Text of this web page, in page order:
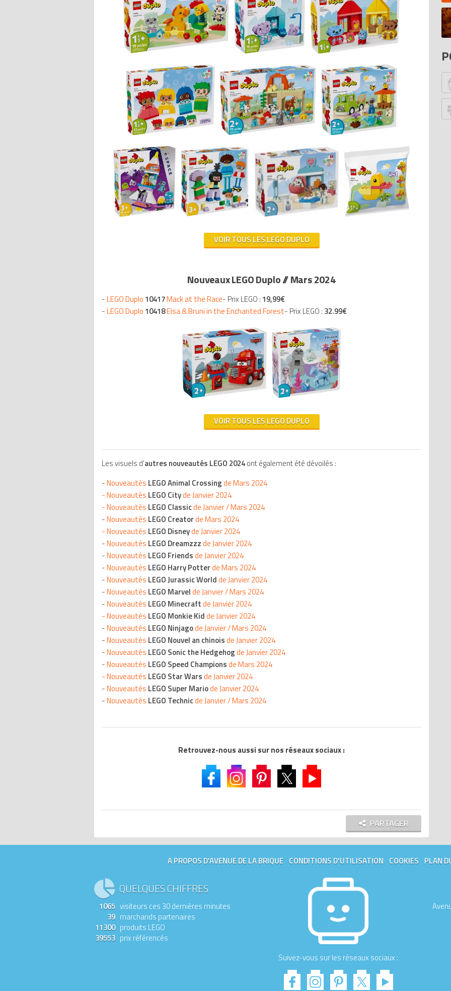
VOIR TOUS LES LEGO DUPLO
Nouveaux LEGO Duplo // Mars 2024
-LEGO Duplo 10417Mack at the Race- Prix LEGO : 19,99€
-LEGO Duplo 10418Elsa & Bruni in the Enchanted Forest- Prix LEGO : 32.99€
VOIR TOUS LES LEGO DUPLO
Les visuels d'autres nouveautés LEGO 2024ont également été dévoilés :
-Nouveautés LEGO Animal Crossingde Mars 2024
-Nouveautés LEGO Cityde Janvier 2024
-Nouveautés LEGO Classicde Janvier / Mars 2024
-Nouveautés LEGO Creatorde Mars 2024
-Nouveautés LEGO Disneyde Janvier 2024
-Nouveautés LEGO Dreamzzzde Janvier 2024
-Nouveautés LEGO Friendsde Janvier 2024
-Nouveautés LEGO Harry Potterde Mars 2024
-Nouveautés LEGO Jurassic Worldde Janvier 2024
-Nouveautés LEGO Marvelde Janvier / Mars 2024
-Nouveautés LEGO Minecraftde Janvier 2024
-Nouveautés LEGO Monkie Kidde Janvier 2024
-Nouveautés LEGO Ninjagode Janvier / Mars 2024
-Nouveautés LEGO Nouvel an chinoisde Janvier 2024
-Nouveautés LEGO Sonic the Hedgehogde Janvier 2024
-Nouveautés LEGO Speed Championsde Mars 2024
-Nouveautés LEGO Star Warsde Janvier 2024
-Nouveautés LEGO Super Mariode Janvier 2024
-Nouveautés LEGO Technicde Janvier / Mars 2024
Retrouvez-nous aussi sur nos réseaux sociaux :
PARTAGER
A PROPOS D'AVENUE DE LA BRIQUE CONDITIONS D'UTILISATION COOKIES PLAN
QUELQUES CHIFFRES
1065 visiteurs ces 30 dernières minutes
39 marchands partenaires
11300 produits LEGO
39553 prix référencés
Suivez-vous sur les réseaux sociaux :